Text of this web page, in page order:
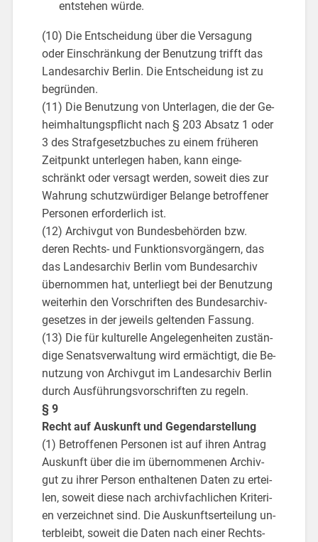
ent­ste­hen würde.
(10) Die Ent­schei­dung über die Ver­sa­gung
oder Ein­schrän­kung der Be­nut­zung trifft das
Lan­des­ar­chiv Ber­lin. Die Ent­schei­dung ist zu
be­grün­den.
(11) Die Be­nut­zung von Un­ter­la­gen, die der Ge­
heim­hal­tungs­pflicht nach § 203 Ab­satz 1 oder
3 des Straf­ge­setz­bu­ches zu einem frü­he­ren
Zeit­punkt un­ter­le­gen haben, kann ein­ge­
schränkt oder ver­sagt wer­den, so­weit dies zur
Wah­rung schutz­wür­di­ger Be­lan­ge be­trof­fe­ner
Per­so­nen er­for­der­lich ist.
(12) Ar­chiv­gut von Bun­des­be­hör­den bzw.
deren Rechts- und Funk­ti­ons­vor­gän­gern, das
das Lan­des­ar­chiv Ber­lin vom Bun­des­ar­chiv
über­nom­men hat, un­ter­liegt bei der Be­nut­zung
wei­ter­hin den Vor­schrif­ten des Bun­des­ar­chiv­
ge­set­zes in der je­weils gel­ten­den Fas­sung.
(13) Die für kul­tu­rel­le An­ge­le­gen­hei­ten zu­stän­
di­ge Se­nats­ver­wal­tung wird er­mäch­tigt, die Be­
nut­zung von Ar­chiv­gut im Lan­des­ar­chiv Ber­lin
durch Aus­füh­rungs­vor­schrif­ten zu re­geln.
§ 9
Recht auf Aus­kunft und Ge­gen­dar­stel­lung
(1) Be­trof­fe­nen Per­so­nen ist auf ihren An­trag
Aus­kunft über die im über­nom­me­nen Ar­chiv­
gut zu ihrer Per­son ent­hal­te­nen Daten zu er­tei­
len, so­weit diese nach ar­chiv­fach­li­chen Kri­te­ri­
en ver­zeich­net sind. Die Aus­kunfts­er­tei­lung un­
ter­bleibt, so­weit die Daten nach einer Rechts­